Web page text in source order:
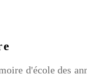
d'école des